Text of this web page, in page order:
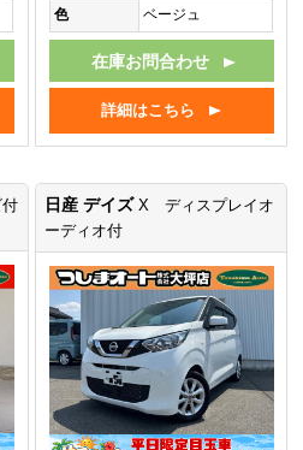
色
ベージュ
在庫お問合わせ
詳細はこちら
日産 デイズX ディスプレイオ
ーディオ付